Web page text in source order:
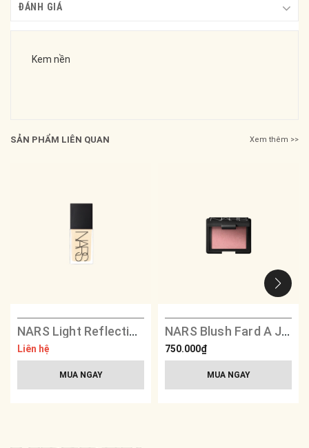
ĐÁNH GIÁ
Kem nền
SẢN PHẨM LIÊN QUAN Xem thêm >>
NARS Light Reflecting Foundation
Liên hệ
MUA NGAY
NARS Blush Fard A Joues Poudre - 4013 Orgasm
750.000₫
MUA NGAY